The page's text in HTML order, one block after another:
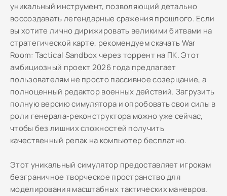
уникальный инструмент, позволяющий детально
воссоздавать легендарные сражения прошлого. Если
вы хотите лично дирижировать великими битвами на
стратегической карте, рекомендуем скачать War
Room: Tactical Sandbox через торрент на ПК. Этот
амбициозный проект 2026 года предлагает
пользователям не просто пассивное созерцание, а
полноценный редактор военных действий. Загрузить
полную версию симулятора и опробовать свои силы в
роли генерала-реконструктора можно уже сейчас,
чтобы без лишних сложностей получить
качественный репак на компьютер бесплатно.
Этот уникальный симулятор предоставляет игрокам
безграничное творческое пространство для
моделирования масштабных тактических маневров.